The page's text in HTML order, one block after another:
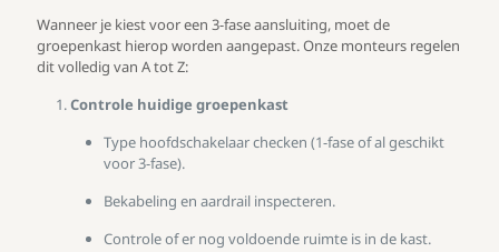
Wanneer je kiest voor een 3-fase aansluiting, moet de
groepenkast hierop worden aangepast. Onze monteurs regelen
dit volledig van A tot Z:
Controle huidige groepenkast
Type hoofdschakelaar checken (1-fase of al geschikt
voor 3-fase).
Bekabeling en aardrail inspecteren.
Controle of er nog voldoende ruimte is in de kast.